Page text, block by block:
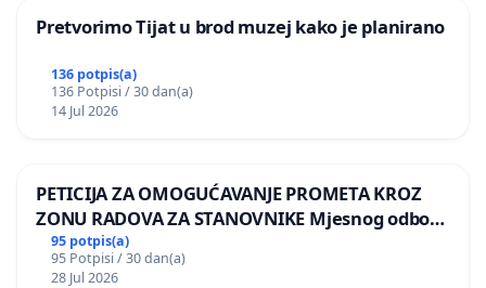
Pretvorimo Tijat u brod muzej kako je planirano
136 potpis(a)
136 Potpisi / 30 dan(a)
14 Jul 2026
PETICIJA ZA OMOGUĆAVANJE PROMETA KROZ
ZONU RADOVA ZA STANOVNIKE Mjesnog odbora
Kamensko i Lemić Brdo
95 potpis(a)
95 Potpisi / 30 dan(a)
28 Jul 2026